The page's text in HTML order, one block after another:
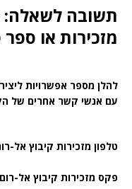
תשובה לשאלה:
מזכירות או
להלן מספר אפשרויות
עם אנשי קשר אחרים של
טלפון מזכירות קיבוץ אל-
פקס מזכירות קיבוץ אל-רום